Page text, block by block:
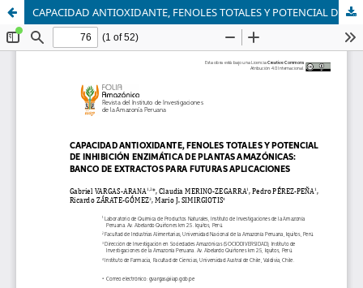
CAPACIDAD ANTIOXIDANTE, FENOLES TOTALES Y POTENCIAL DE INHIBICIÓN ENZIMÁTICA DE PLANTAS AMAZÓNICAS: BANCO DE EXTRACTOS PARA FUTURAS APLICACIONES